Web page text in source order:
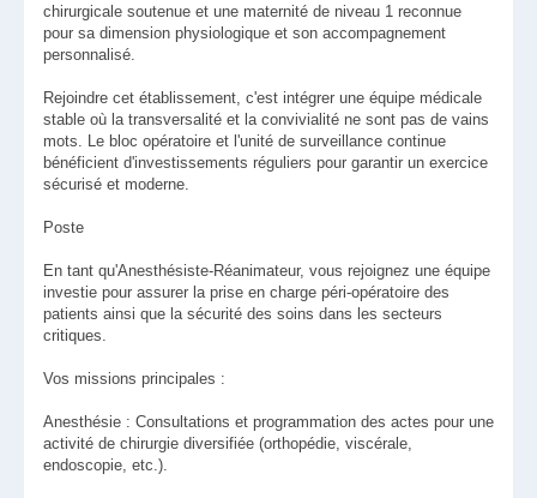
chirurgicale soutenue et une maternité de niveau 1 reconnue
pour sa dimension physiologique et son accompagnement
personnalisé.
Rejoindre cet établissement, c'est intégrer une équipe médicale
stable où la transversalité et la convivialité ne sont pas de vains
mots. Le bloc opératoire et l'unité de surveillance continue
bénéficient d'investissements réguliers pour garantir un exercice
sécurisé et moderne.
Poste
En tant qu'Anesthésiste-Réanimateur, vous rejoignez une équipe
investie pour assurer la prise en charge péri-opératoire des
patients ainsi que la sécurité des soins dans les secteurs
critiques.
Vos missions principales :
Anesthésie : Consultations et programmation des actes pour une
activité de chirurgie diversifiée (orthopédie, viscérale,
endoscopie, etc.).